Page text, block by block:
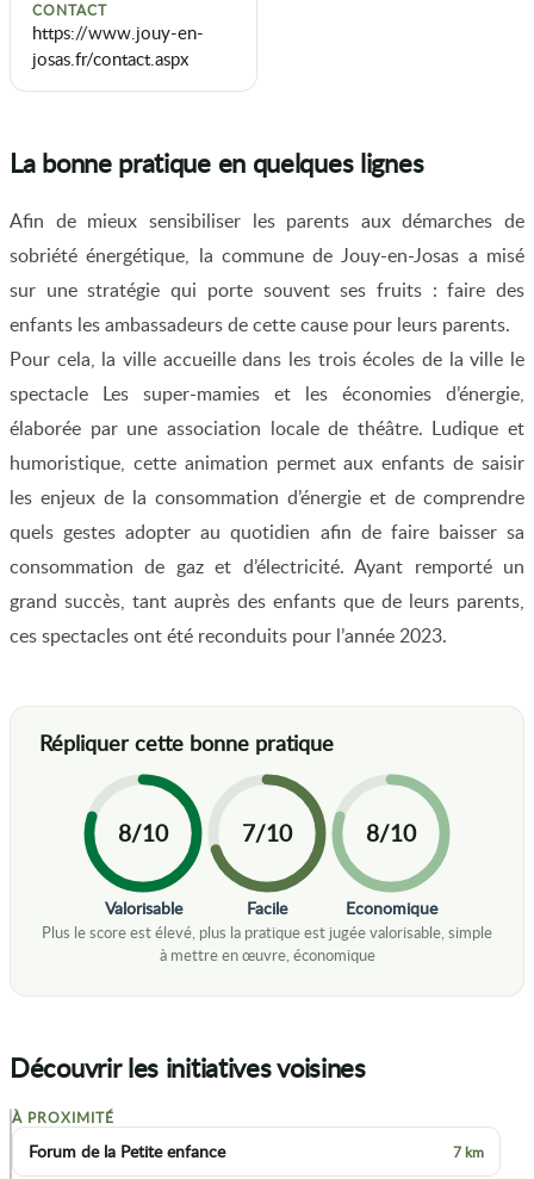
CONTACT
https://www.jouy-en-
josas.fr/contact.aspx
La bonne pratique en quelques lignes
Afin de mieux sensibiliser les parents aux démarches de
sobriété énergétique, la commune de Jouy-en-Josas a misé
sur une stratégie qui porte souvent ses fruits : faire des
enfants les ambassadeurs de cette cause pour leurs parents.
Pour cela, la ville accueille dans les trois écoles de la ville le
spectacle Les super-mamies et les économies d’énergie,
élaborée par une association locale de théâtre. Ludique et
humoristique, cette animation permet aux enfants de saisir
les enjeux de la consommation d’énergie et de comprendre
quels gestes adopter au quotidien afin de faire baisser sa
consommation de gaz et d’électricité. Ayant remporté un
grand succès, tant auprès des enfants que de leurs parents,
ces spectacles ont été reconduits pour l’année 2023.
8/10
Valorisable
7/10
Facile
8/10
Economique
Découvrir les initiatives voisines
+
À PROXIMITÉ
Forum de la Petite enfance 7 km